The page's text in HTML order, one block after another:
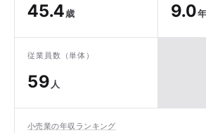
45.4歳 9.0年
従業員数（単体）
59 人
小売業の年収ランキング